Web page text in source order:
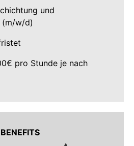
und
(m/w/d)
pro Stunde je nach
BENEFITS